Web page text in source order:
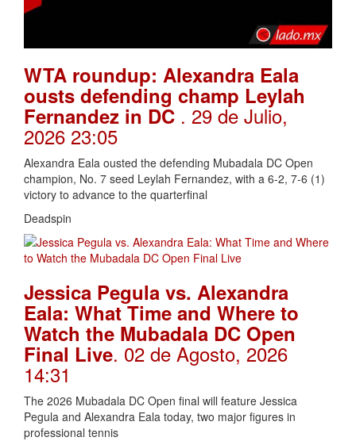
WTA roundup: Alexandra Eala
ousts defending champ Leylah
Fernandez in DC . 29 de Julio,
2026 23:05
Alexandra Eala ousted the defending Mubadala DC Open
champion, No. 7 seed Leylah Fernandez, with a 6-2, 7-6 (1)
victory to advance to the quarterfinal
Deadspin
Jessica Pegula vs. Alexandra
Eala: What Time and Where to
Watch the Mubadala DC Open
Final Live. 02 de Agosto, 2026
14:31
The 2026 Mubadala DC Open final will feature Jessica
Pegula and Alexandra Eala today, two major figures in
professional tennis